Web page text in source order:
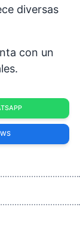
diversas
con un